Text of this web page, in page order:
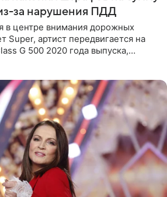
за нарушения ПДД
в центре внимания дорожных
Super, артист передвигается на
G 500 2020 года выпуска,